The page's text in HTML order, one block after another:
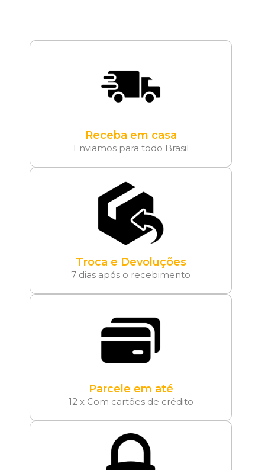
Receba em casa
Enviamos para todo Brasil
Troca e Devoluções
7 dias após o recebimento
Parcele em até
12 x Com cartões de crédito